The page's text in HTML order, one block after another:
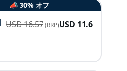
📣 30% オフ
USD16.57(RRP)USD 11.6